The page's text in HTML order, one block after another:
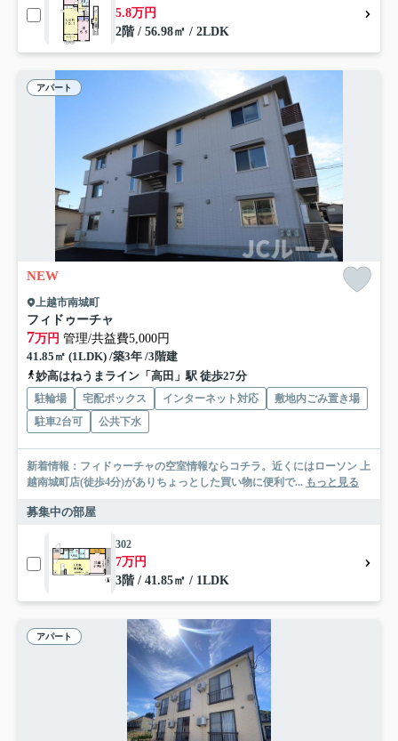
5.8万円
2階 / 56.98㎡ / 2LDK
アパート
NEW
上越市南城町
フィドゥーチャ
7万円 管理/共益費5,000円
41.85㎡ (1LDK) /築3年 /3階建
妙高はねうまライン「高田」駅 徒歩27分
駐輪場 宅配ボックス インターネット対応
敷地内ごみ置き場
駐車2台可
公共下水
新着情報：フィドゥーチャの空室情報ならコチラ。近くにはローソン 上
越南城町店(徒歩4分)がありちょっとした買い物に便利で... もっと見る
募集中の部屋
302
7万円
3階 / 41.85㎡ / 1LDK
アパート